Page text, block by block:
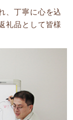
、丁寧に心を込
礼品として皆様